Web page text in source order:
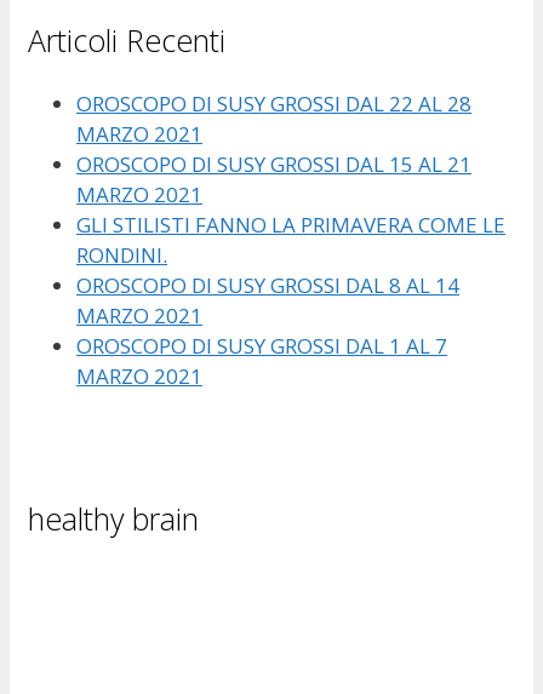
Articoli Recenti
OROSCOPO DI SUSY GROSSI DAL 22 AL 28
MARZO 2021
OROSCOPO DI SUSY GROSSI DAL 15 AL 21
MARZO 2021
GLI STILISTI FANNO LA PRIMAVERA COME LE
RONDINI.
OROSCOPO DI SUSY GROSSI DAL 8 AL 14
MARZO 2021
OROSCOPO DI SUSY GROSSI DAL 1 AL 7
MARZO 2021
healthy brain